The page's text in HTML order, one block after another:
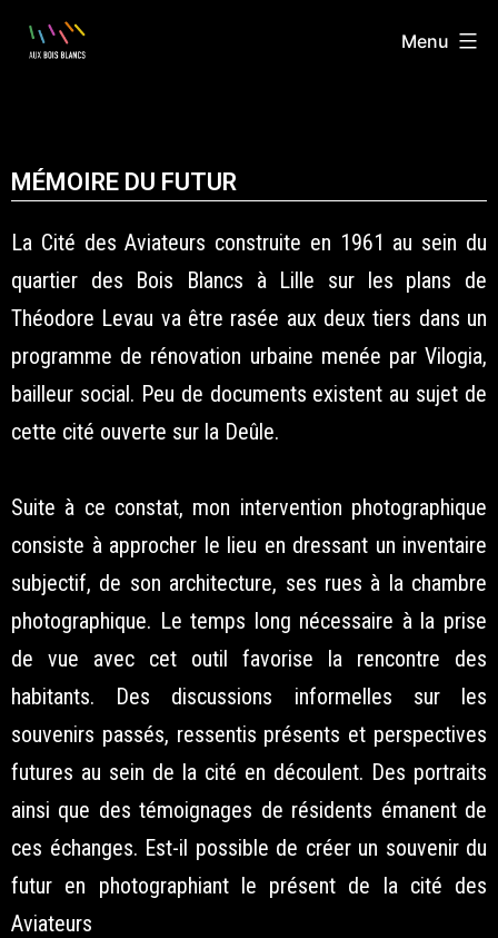
Menu
MÉMOIRE DU FUTUR
La Cité des Aviateurs construite en 1961 au sein du
quartier des Bois Blancs à Lille sur les plans de
Théodore Levau va être rasée aux deux tiers dans un
programme de rénovation urbaine menée par Vilogia,
bailleur social. Peu de documents existent au sujet de
cette cité ouverte sur la Deûle.
Suite à ce constat, mon intervention photographique
consiste à approcher le lieu en dressant un inventaire
subjectif, de son architecture, ses rues à la chambre
photographique. Le temps long nécessaire à la prise
de vue avec cet outil favorise la rencontre des
habitants. Des discussions informelles sur les
souvenirs passés, ressentis présents et perspectives
futures au sein de la cité en découlent. Des portraits
ainsi que des témoignages de résidents émanent de
ces échanges. Est-il possible de créer un souvenir du
futur en photographiant le présent de la cité des
Aviateurs